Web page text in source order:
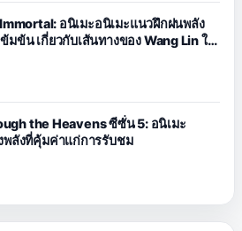
อนิเมะอนิเมะแนวฝึกฝนพลัง
ข้น เกี่ยวกับเส้นทางของ Wang Lin ใน
the Heavens ซีซั่น 5: อนิเมะ
ลังที่คุ้มค่าแก่การรับชม